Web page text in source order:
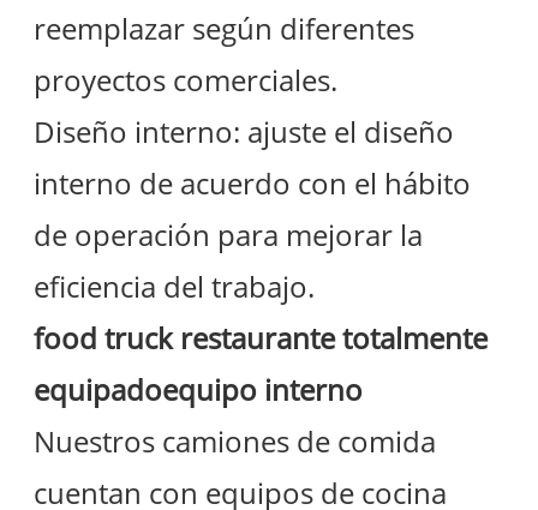
reemplazar según diferentes
proyectos comerciales.
Diseño interno: ajuste el diseño
interno de acuerdo con el hábito
de operación para mejorar la
eficiencia del trabajo.
food truck restaurante totalmente
equipadoequipo interno
Nuestros camiones de comida
cuentan con equipos de cocina